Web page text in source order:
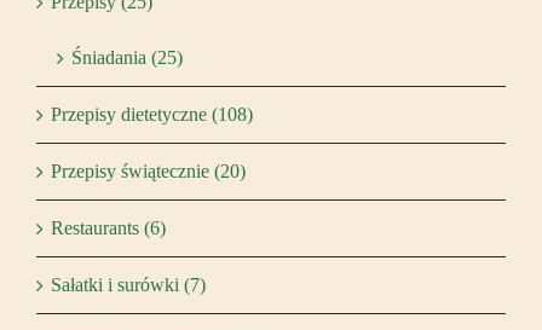
Śniadania (25)
Przepisy dietetyczne (108)
Przepisy świątecznie (20)
Restaurants (6)
Sałatki i surówki (7)